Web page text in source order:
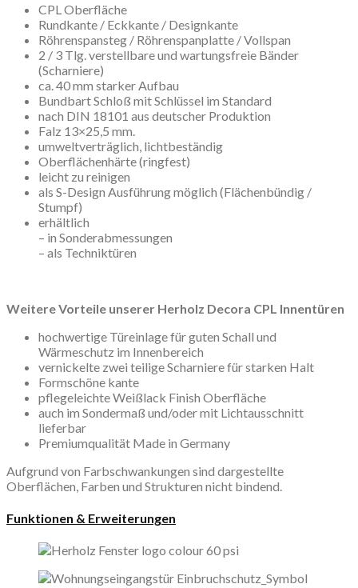
CPL Oberfläche
Rundkante / Eckkante / Designkante
Röhrenspansteg / Röhrenspanplatte / Vollspan
2 / 3 Tlg. verstellbare und wartungsfreie Bänder
(Scharniere)
ca. 40 mm starker Aufbau
Bundbart Schloß mit Schlüssel im Standard
nach DIN 18101 aus deutscher Produktion
Falz 13×25,5 mm.
umweltverträglich, lichtbeständig
Oberflächenhärte (ringfest)
leicht zu reinigen
als S-Design Ausführung möglich (Flächenbündig /
Stumpf)
erhältlich
– in Sonderabmessungen
– als Techniktüren
Weitere Vorteile unserer Herholz Decora CPL Innentüren
hochwertige Türeinlage für guten Schall und
Wärmeschutz im Innenbereich
vernickelte zwei teilige Scharniere für starken Halt
Formschöne kante
pflegeleichte Weißlack Finish Oberfläche
auch im Sondermaß und/oder mit Lichtausschnitt
lieferbar
Premiumqualität Made in Germany
Aufgrund von Farbschwankungen sind dargestellte
Oberflächen, Farben und Strukturen nicht bindend.
Funktionen & Erweiterungen